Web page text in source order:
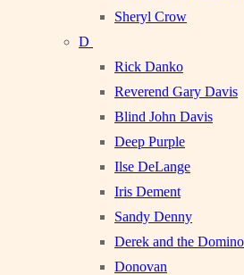
Sheryl Crow
D
Rick Danko
Reverend Gary Davis
Blind John Davis
Deep Purple
Ilse DeLange
Iris Dement
Sandy Denny
Derek and the
Donovan